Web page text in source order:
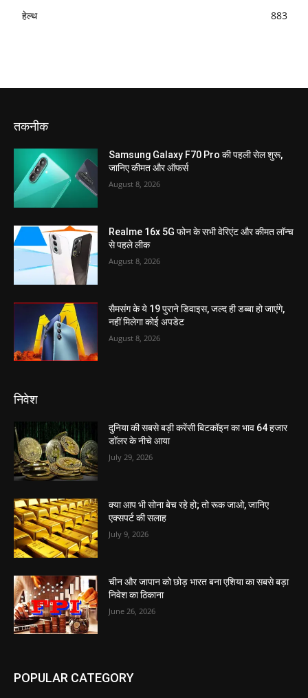
हेल्थ
883
तकनीक
Samsung Galaxy F70 Pro की पहली सेल शुरू,
जानिए कीमत और ऑफर्स
August 8, 2026
Realme 16x 5G फोन के सभी वेरिएंट और कीमत लॉन्च
से पहले लीक
August 8, 2026
सैमसंग के ये 19 पुराने डिवाइस, जल्द ही डब्बा हो जाएंगे,
नहीं मिलेगा कोई अपडेट
August 8, 2026
निवेश
दुनिया की सबसे बड़ी करेंसी बिटकॉइन का भाव 64 हजार
डॉलर के नीचे आया
July 29, 2026
क्या आप भी सोना बेच रहे हो; तो रूक जाओ, जानिए
एक्सपर्ट की सलाह
July 9, 2026
चीन और जापान को छोड़ भारत बना एशिया का सबसे बड़ा
निवेश का ठिकाना
June 26, 2026
POPULAR CATEGORY